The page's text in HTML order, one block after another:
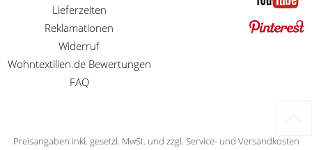
Lieferzeiten
Reklamationen
Widerruf
Wohntextilien.de Bewertungen
FAQ
Preisangaben inkl. gesetzl. MwSt. und zzgl. Service- und Versandkosten